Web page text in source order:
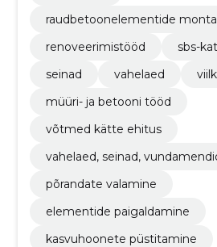
raudbetoonelementide
renoveerimistööd
sbs-
seinad
vahelaed
müüri- ja betooni tööd
võtmed kätte ehitus
vahelaed, seinad,
põrandate valamine
elementide paigaldamine
kasvuhoonete püstitamine